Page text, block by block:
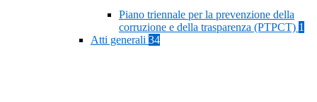
Piano triennale per la prevenzione della
corruzione e della trasparenza (PTPCT) 1
Atti generali 34